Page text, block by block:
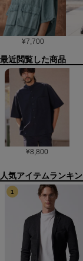
¥7,700
最近閲覧した商品
¥8,800
1